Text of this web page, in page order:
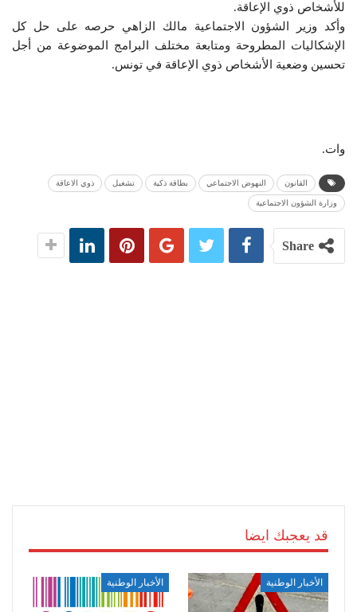
للأشخاص ذوي الإعاقة.
وأكد وزير الشؤون الاجتماعية مالك الزاهي حرصه على حل كل
الإشكاليات المطروحة ومتابعة مختلف البرامج الموضوعة من أجل
تحسين وضعية الأشخاص ذوي الإعاقة في تونس.
وات.
القانون النهوض الاجتماعي بطاقة ذكية تشغيل ذوي الاعاقة
وزارة الشؤون الاجتماعية
Share
قد يعجبك ايضا
الأخبار الوطنية الأخبار الوطنية